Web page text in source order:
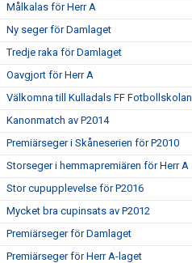
Målkalas för Herr A
Ny seger för Damlaget
Tredje raka för Damlaget
Oavgjort för Herr A
Välkomna till Kulladals FF Fotbollskolan
Kanonmatch av P2014
Premiärseger i Skåneserien för P2010
Storseger i hemmapremiären för Herr A
Stor cupupplevelse för P2016
Mycket bra cupinsats av P2012
Premiärseger för Damlaget
Premiärseger för Herr A-laget